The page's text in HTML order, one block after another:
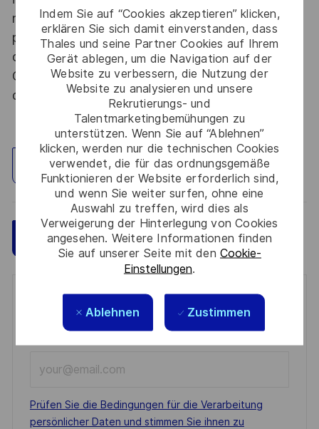
Indem Sie auf “Cookies akzeptieren” klicken,
erklären Sie sich damit einverstanden, dass
Thales und seine Partner Cookies auf Ihrem
Gerät ablegen, um die Navigation auf der
Website zu verbessern, die Nutzung der
Website zu analysieren und unsere
Rekrutierungs- und
Talentmarketingbemühungen zu
unterstützen. Wenn Sie auf “Ablehnen”
klicken, werden nur die technischen Cookies
verwendet, die für das ordnungsgemäße
Funktionieren der Website erforderlich sind,
und wenn Sie weiter surfen, ohne eine
Auswahl zu treffen, wird dies als
Verweigerung der Hinterlegung von Cookies
angesehen. Weitere Informationen finden
Sie auf unserer Seite mit den Cookie-
Einstellungen.
Ablehnen Zustimmen
nationale, la personne retenue fera l'objet d'une
procédure d’habilitation, conformément aux
dispositions des articles R.2311-1 et suivants du
Code de la défense et de l’IGI 1300 SGDSN/PSE
du 09 août 2021.
Standort erkunden
Jetzt bewerben Speichern
Get notified for similar jobs
You'll receive updates once a week
Email
address
(Required)
Required
Prüfen Sie die Bedingungen für die Verarbeitung
persönlicher Daten und stimmen Sie ihnen zu